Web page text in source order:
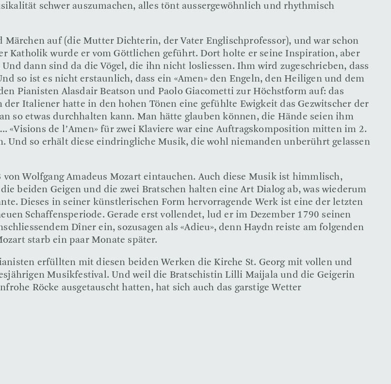
schwer auszumachen, alles tönt aussergewöhnlich und rhythmisch
auf (die Mutter Dichterin, der Vater Englischprofessor), und war schon
Katholik wurde er vom Göttlichen geführt. Dort holte er seine Inspiration, aber
dann sind da die Vögel, die ihn nicht losliessen. Ihm wird zugeschrieben, dass
so ist es nicht erstaunlich, dass ein «Amen» den Engeln, den Heiligen und dem
Pianisten Alasdair Beatson und Paolo Giacometti zur Höchstform auf: das
Italiener hatte in den hohen Tönen eine gefühlte Ewigkeit das Gezwitscher der
so etwas durchhalten kann. Man hätte glauben können, die Hände seien ihm
«Visions de l’Amen» für zwei Klaviere war eine Auftragskomposition mitten im 2.
Und so erhält diese eindringliche Musik, die wohl niemanden unberührt gelassen
Wolfgang Amadeus Mozart eintauchen. Auch diese Musik ist himmlisch,
beiden Geigen und die zwei Bratschen halten eine Art Dialog ab, was wiederum
Dieses in seiner künstlerischen Form hervorragende Werk ist eine der letzten
Schaffensperiode. Gerade erst vollendet, lud er im Dezember 1790 seinen
Dîner ein, sozusagen als «Adieu», denn Haydn reiste am folgenden
starb ein paar Monate später.
erfüllten mit diesen beiden Werken die Kirche St. Georg mit vollen und
Musikfestival. Und weil die Bratschistin Lilli Maijala und die Geigerin
Röcke ausgetauscht hatten, hat sich auch das garstige Wetter